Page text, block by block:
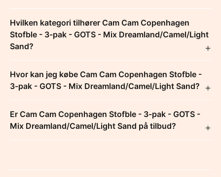
Hvilken kategori tilhører Cam Cam Copenhagen
Stofble - 3-pak - GOTS - Mix Dreamland/Camel/Light
Sand?
Hvor kan jeg købe Cam Cam Copenhagen Stofble -
3-pak - GOTS - Mix Dreamland/Camel/Light Sand?
Er Cam Cam Copenhagen Stofble - 3-pak - GOTS -
Mix Dreamland/Camel/Light Sand på tilbud?